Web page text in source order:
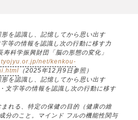
を認識し、記憶してから思い出す
等の情報を認識し次の行動に移す力
科学振興財団「脳の形態の変化」
net/kenkou-
（2025年12月9日参照）
を認識し、記憶してから思い出す
文字等の情報を認識し次の行動に移す
れる、特定の保健の目的（健康の維
分のこと。マインド フルの機能性関与